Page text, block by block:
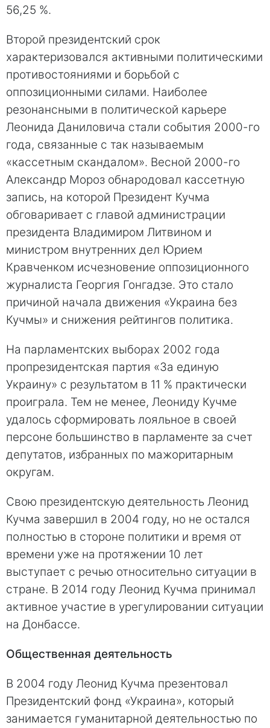
56,25 %.
Второй президентский срок
характеризовался активными политическими
противостояниями и борьбой с
оппозиционными силами. Наиболее
резонансными в политической карьере
Леонида Даниловича стали события 2000-го
года, связанные с так называемым
«кассетным скандалом». Весной 2000-го
Александр Мороз обнародовал кассетную
запись, на которой Президент Кучма
обговаривает с главой администрации
президента Владимиром Литвином и
министром внутренних дел Юрием
Кравченком исчезновение оппозиционного
журналиста Георгия Гонгадзе. Это стало
причиной начала движения «Украина без
Кучмы» и снижения рейтингов политика.
На парламентских выборах 2002 года
пропрезидентская партия «За единую
Украину» с результатом в 11 % практически
проиграла. Тем не менее, Леониду Кучме
удалось сформировать лояльное в своей
персоне большинство в парламенте за счет
депутатов, избранных по мажоритарным
округам.
Свою президентскую деятельность Леонид
Кучма завершил в 2004 году, но не остался
полностью в стороне политики и время от
времени уже на протяжении 10 лет
выступает с речью относительно ситуации в
стране. В 2014 году Леонид Кучма принимал
активное участие в урегулировании ситуации
на Донбассе.
Общественная деятельность
В 2004 году Леонид Кучма презентовал
Президентский фонд «Украина», который
занимается гуманитарной деятельностью по